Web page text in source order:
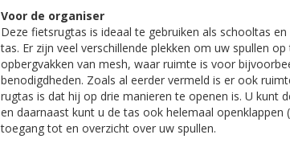
Voor de organiser
Deze fietsrugtas is ideaal te gebruiken als schooltas
tas. Er zijn veel verschillende plekken om uw spullen
opbergvakken van mesh, waar ruimte is voor
benodigdheden. Zoals al eerder vermeld is er ook
rugtas is dat hij op drie manieren te openen is. U kunt
en daarnaast kunt u de tas ook helemaal
toegang tot en overzicht over uw spullen.